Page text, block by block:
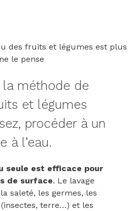
des fruits et légumes est plus
le pense
méthode de
et légumes
procéder à un
à l’eau.
seule est efficace pour
de surface. Le lavage
saleté, les germes, les
terre…) et les